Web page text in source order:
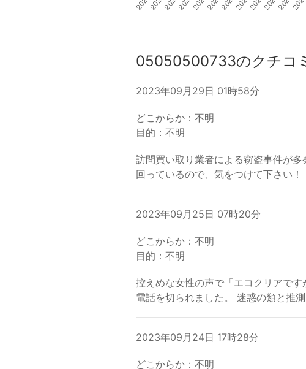
05050500733のクチコ
2023年09月29日 01時58分
どこからか：不明
目的：不明
訪問買い取り業者による窃盗事件が
回っているので、気をつけて下さい！
2023年09月25日 07時20分
どこからか：不明
目的：不明
控えめな女性の声で「エコクリアで
電話を切られました。 迷惑の類と推測
2023年09月24日 17時28分
どこからか：不明